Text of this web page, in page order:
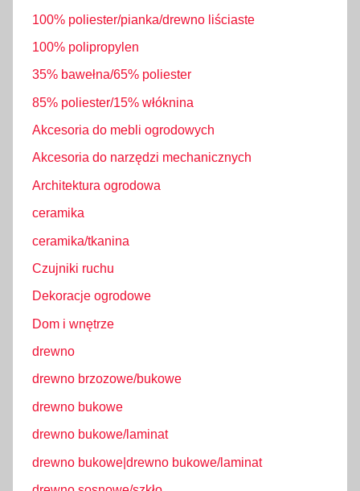
100% poliester/pianka/drewno liściaste
100% polipropylen
35% bawełna/65% poliester
85% poliester/15% włóknina
Akcesoria do mebli ogrodowych
Akcesoria do narzędzi mechanicznych
Architektura ogrodowa
ceramika
ceramika/tkanina
Czujniki ruchu
Dekoracje ogrodowe
Dom i wnętrze
drewno
drewno brzozowe/bukowe
drewno bukowe
drewno bukowe/laminat
drewno bukowe|drewno bukowe/laminat